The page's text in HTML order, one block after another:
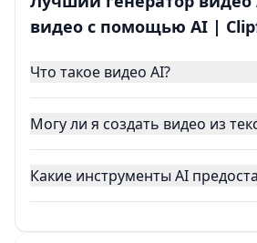
видео с помощью AI |
Что такое видео AI?
Могу ли я создать видео из
Какие инструменты AI